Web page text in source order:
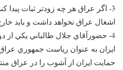
3- اگر عراق هر چه زودتر ثبات پيدا
اشغال عراق نخواهد داشت و بايد
4- حضورآقاي جلال طالباني يکي از
ايران به عنوان رياست جمهوري
حمايت ايران از آشوب را در عراق